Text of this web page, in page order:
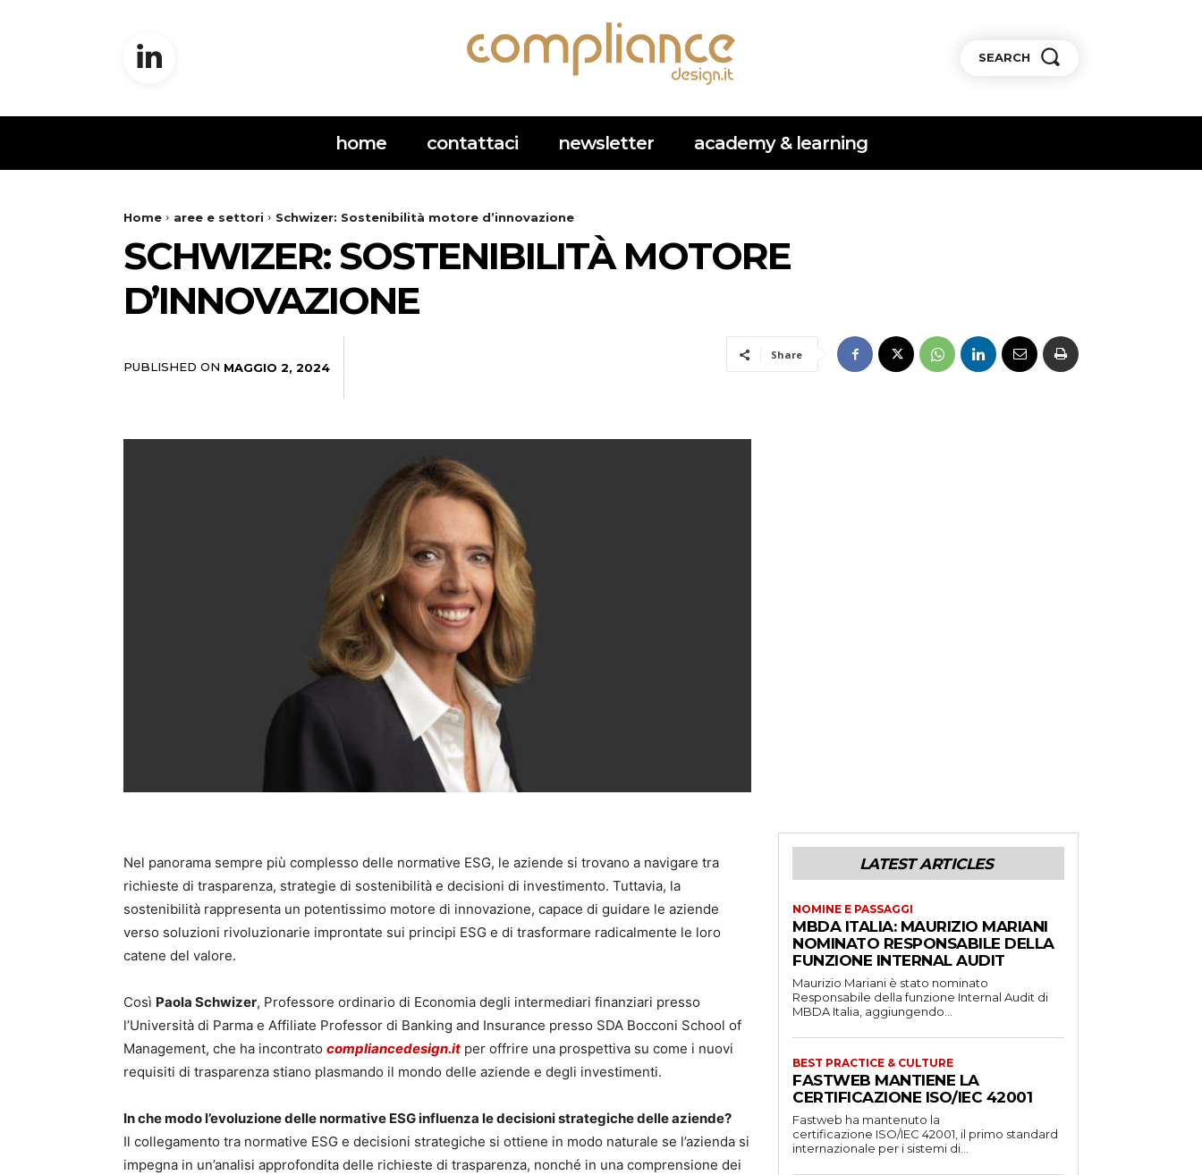
SEARCH
home contattaci newsletter academy & learning
Home aree e settori Schwizer: Sostenibilità motore d’innovazione
SCHWIZER: SOSTENIBILITÀ MOTORE
D’INNOVAZIONE
PUBLISHED ON MAGGIO 2, 2024
Share
Nel panorama sempre più complesso delle normative ESG, le aziende si trovano a navigare tra
richieste di trasparenza, strategie di sostenibilità e decisioni di investimento. Tuttavia, la
sostenibilità rappresenta un potentissimo motore di innovazione, capace di guidare le aziende
verso soluzioni rivoluzionarie improntate sui principi ESG e di trasformare radicalmente le loro
catene del valore.
Così Paola Schwizer, Professore ordinario di Economia degli intermediari finanziari presso
l’Università di Parma e Affiliate Professor di Banking and Insurance presso SDA Bocconi School of
Management, che ha incontrato compliancedesign.it per offrire una prospettiva su come i nuovi
requisiti di trasparenza stiano plasmando il mondo delle aziende e degli investimenti.
In che modo l’evoluzione delle normative ESG influenza le decisioni strategiche delle aziende?
Il collegamento tra normative ESG e decisioni strategiche si ottiene in modo naturale se l’azienda si
impegna in un’analisi approfondita delle richieste di trasparenza, nonché in una comprensione dei
LATEST ARTICLES
NOMINE E PASSAGGI
MBDA ITALIA: MAURIZIO MARIANI
NOMINATO RESPONSABILE DELLA
FUNZIONE INTERNAL AUDIT
Maurizio Mariani è stato nominato
Responsabile della funzione Internal Audit di
MBDA Italia, aggiungendo...
BEST PRACTICE & CULTURE
FASTWEB MANTIENE LA
CERTIFICAZIONE ISO/IEC 42001
Fastweb ha mantenuto la
certificazione ISO/IEC 42001, il primo standard
internazionale per i sistemi di...